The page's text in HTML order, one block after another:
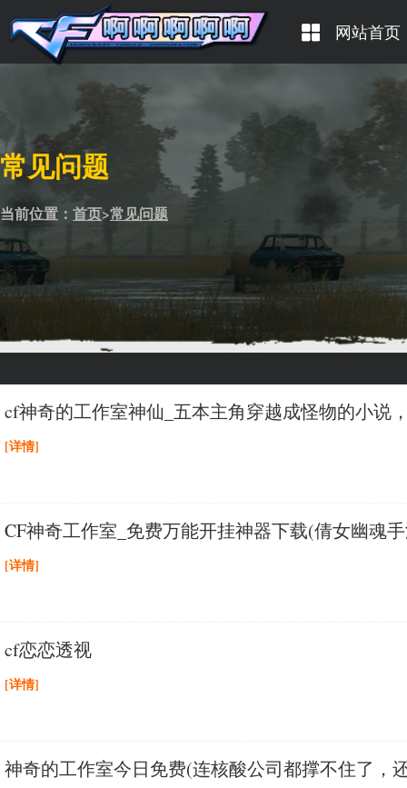
网站首页
常见问题
当前位置： 首页>常见问题
cf神奇的工作室神仙_五本主角穿越成怪物的小说
[详情]
CF神奇工作室_免费万能开挂神器下载(倩女幽魂
[详情]
cf恋恋透视
[详情]
神奇的工作室今日免费(连核酸公司都撑不住了，